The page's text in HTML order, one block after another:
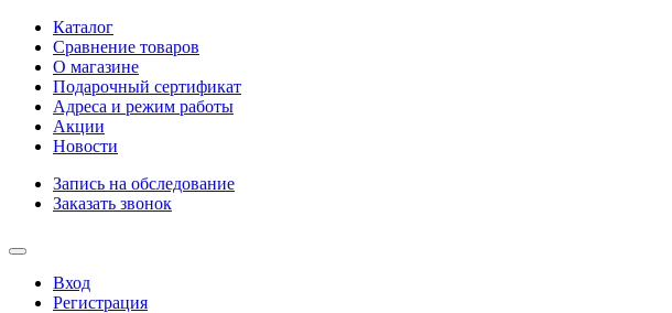
Каталог
Сравнение товаров
О магазине
Подарочный сертификат
Адреса и режим работы
Акции
Новости
Запись на обследование
Заказать звонок
Вход
Регистрация